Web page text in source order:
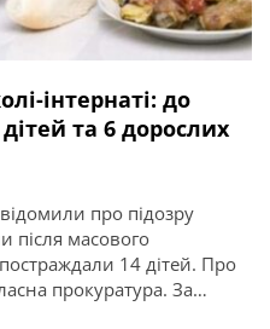
інтернаті: до
та 6 дорослих
про підозру
після масового
14 дітей. Про
прокуратура. За